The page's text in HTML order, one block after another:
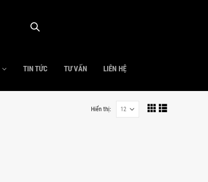
TIN TỨC TƯ VẤN LIÊN HỆ
Hiển thị: